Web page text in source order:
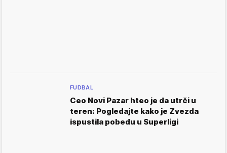
FUDBAL
Ceo Novi Pazar hteo je da utrči u
teren: Pogledajte kako je Zvezda
ispustila pobedu u Superligi